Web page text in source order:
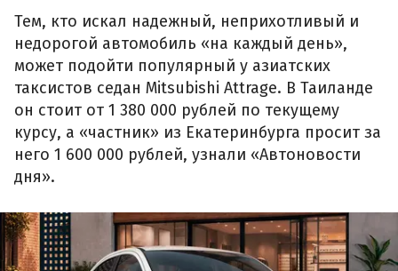
Тем, кто искал надежный, неприхотливый и
недорогой автомобиль «на каждый день»,
может подойти популярный у азиатских
таксистов седан Mitsubishi Attrage. В Таиланде
он стоит от 1 380 000 рублей по текущему
курсу, а «частник» из Екатеринбурга просит за
него 1 600 000 рублей, узнали «Автоновости
дня».